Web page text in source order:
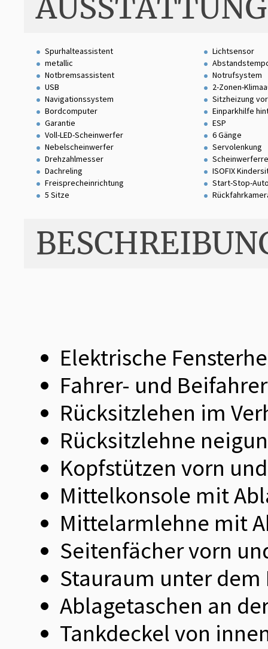
AUSSTATTUNG
Spurhalteassistent
Lichtsensor
metallic
Notbremsassistent
Notrufsystem
USB
2-Zonen-
Navigationssystem
Sitzheizung
Bordcomputer
Einparkhilfe
Garantie
ESP
Voll-LED-Scheinwerfer
6 Gänge
Nebelscheinwerfer
Servolenkung
Drehzahlmesser
Dachreling
ISOFIX
Freisprecheinrichtung
Start-Stop-
5 Sitze
Elektrische
Fahrer- und
Rücksitzlehen im
Rücksitzlehne
Kopfstützen vorn
Mittelkonsole mit
Mittelarmlehne mit
Seitenfächer vorn
Stauraum unter
Ablagetaschen an
Tankdeckel von